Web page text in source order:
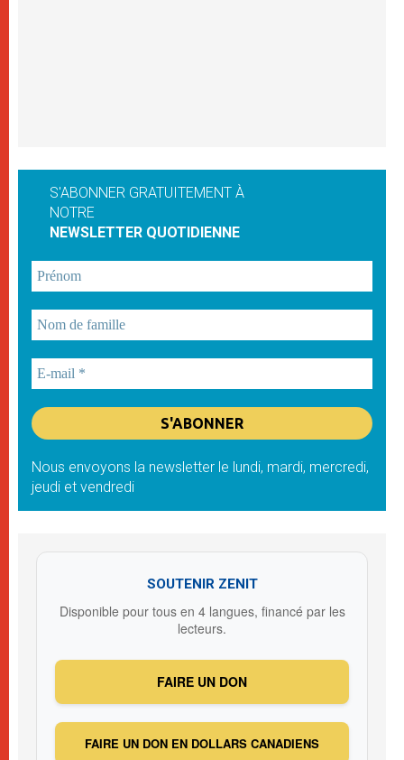
S'ABONNER GRATUITEMENT À
NOTRE
NEWSLETTER QUOTIDIENNE
Nous envoyons la newsletter le lundi, mardi, mercredi,
jeudi et vendredi
SOUTENIR ZENIT
Disponible pour tous en 4 langues, financé par les
lecteurs.
FAIRE UN DON
FAIRE UN DON EN DOLLARS CANADIENS